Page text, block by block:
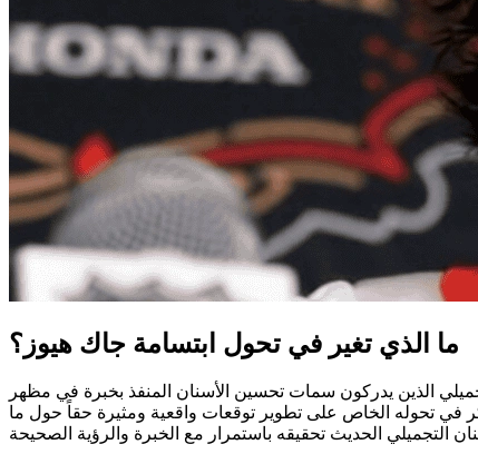
ما الذي تغير في تحول ابتسامة جاك هيوز؟
الذين يدركون سمات تحسين الأسنان المنفذ بخبرة في مظهر
تحوله الخاص على تطوير توقعات واقعية ومثيرة حقاً حول ما